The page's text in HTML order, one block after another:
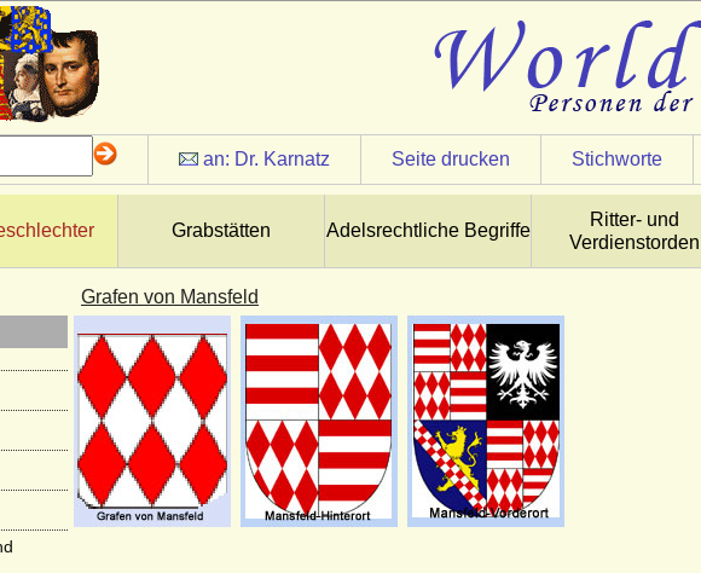
an: Dr. Karnatz Seite drucken Stichworte
Grabstätten Adelsrechtliche Begriffe
Ritter- und
Verdienstorden
Grafen von Mansfeld